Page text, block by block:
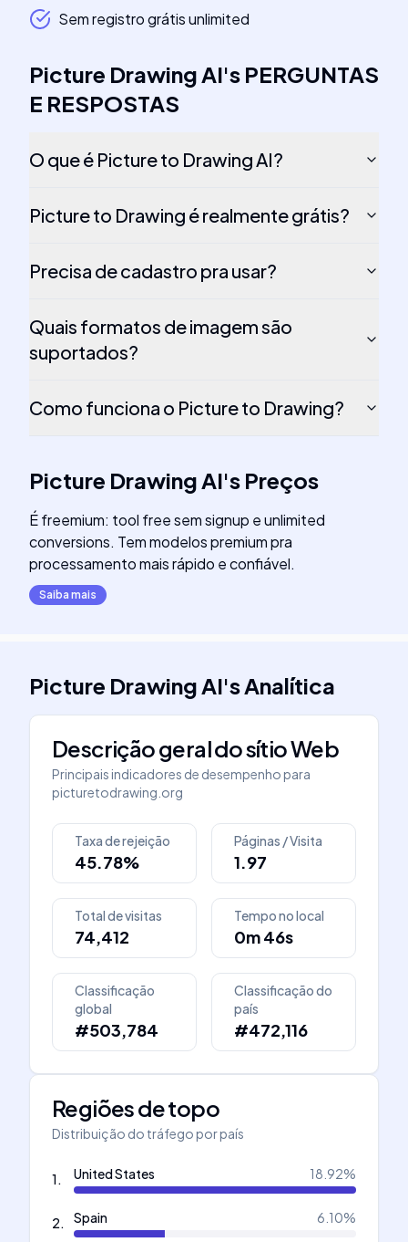
Sem registro grátis unlimited
Picture Drawing AI's PERGUNTAS
E RESPOSTAS
O que é Picture to Drawing AI?
Picture to Drawing é realmente grátis?
Precisa de cadastro pra usar?
Quais formatos de imagem são
suportados?
Como funciona o Picture to Drawing?
Picture Drawing AI's Preços
É freemium: tool free sem signup e unlimited
conversions. Tem modelos premium pra
processamento mais rápido e confiável.
Saiba mais
Picture Drawing AI'sAnalítica
Descrição geral do sítio Web
Principais indicadores de desempenho para
picturetodrawing.org
Taxa de rejeição
45.78%
Páginas / Visita
1.97
Total de visitas
74,412
Tempo no local
0m 46s
Classificação
global
#503,784
Classificação do
país
#472,116
Regiões de topo
Distribuição do tráfego por país
1. United States 18.92%
2. Spain 6.10%